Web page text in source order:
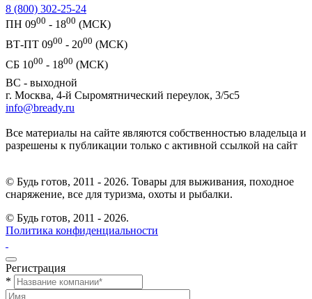
8 (800) 302-25-24
ПН 0900 - 1800 (МСК)
ВТ-ПТ 0900 - 2000 (МСК)
СБ 1000 - 1800 (МСК)
ВС - выходной
г. Москва, 4-й Сыромятнический переулок, 3/5с5
info@bready.ru
Все материалы на сайте являются собственностью владельца и
разрешены к публикации только с активной ссылкой на сайт
© Будь готов, 2011 - 2026. Товары для выживания, походное
снаряжение, все для туризма, охоты и рыбалки.
© Будь готов, 2011 - 2026.
Политика конфиденциальности
Регистрация
*